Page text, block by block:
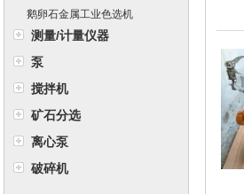
鹅卵石金属工业色选机
测量/计量仪器
泵
搅拌机
矿石分选
离心泵
破碎机